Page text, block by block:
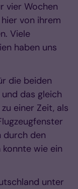
vier Wochen
von ihrem
Viele
haben uns
die beiden
das gleich
einer Zeit, als
durch den
wie ein
unter